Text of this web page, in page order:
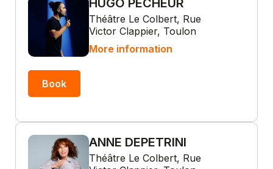
HUGO PÊCHEUR
Théâtre Le Colbert, Rue
Victor Clappier, Toulon
More information
Book
ANNE DEPETRINI
Théâtre Le Colbert, Rue